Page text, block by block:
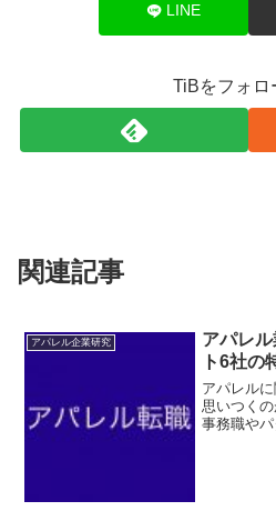
LINE
TiBをフォロ
関連記事
アパレル企業研究
アパレ
ト6社の
アパレル
思いつく
事務職や